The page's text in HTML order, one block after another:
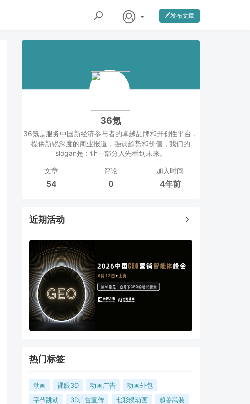
发布文章
36氪
36氪是服务中国新经济参与者的卓越品牌和开创性平台，
提供新锐深度的商业报道，强调趋势和价值，我们的
slogan是：让一部分人先看到未来。
文章
54
评论
0
加入时间
4年前
近期活动
热门标签
动画 裸眼3D 动画广告
动画外包
字节跳动
3D广告宣传 七彩猴动画
超兽武装